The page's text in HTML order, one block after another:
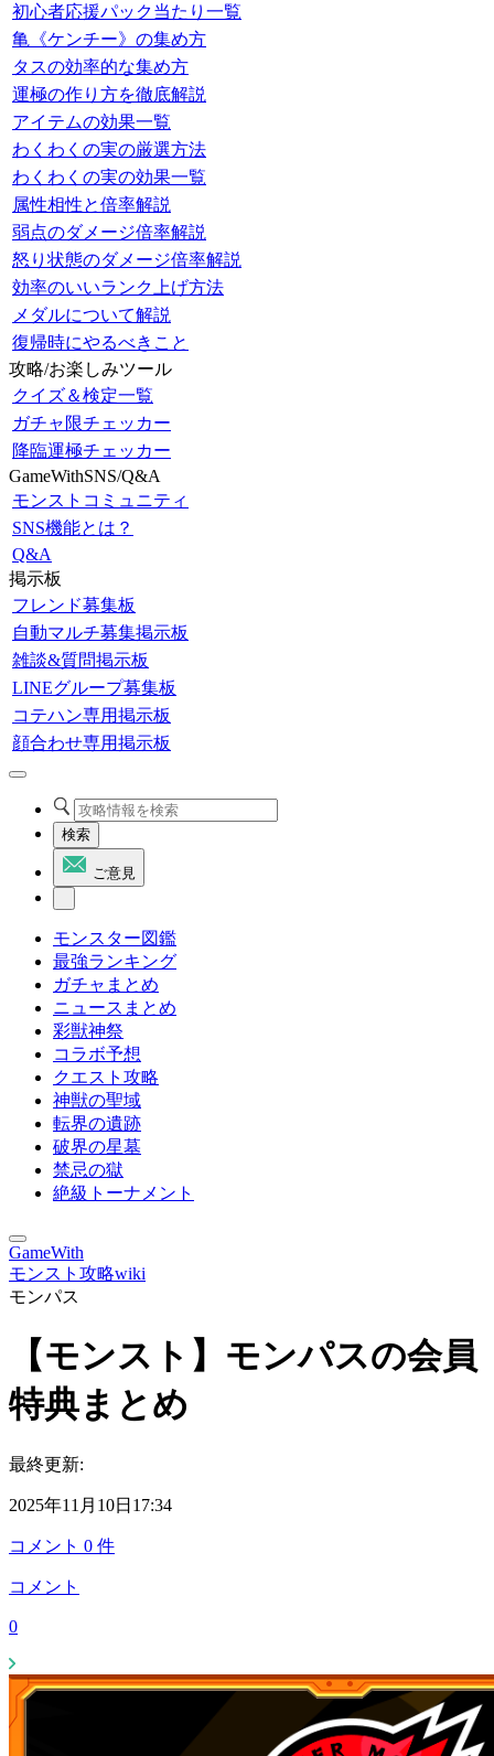
初心者応援パック当たり一覧
亀《ケンチー》の集め方
タスの効率的な集め方
運極の作り方を徹底解説
アイテムの効果一覧
わくわくの実の厳選方法
わくわくの実の効果一覧
属性相性と倍率解説
弱点のダメージ倍率解説
怒り状態のダメージ倍率解説
効率のいいランク上げ方法
メダルについて解説
復帰時にやるべきこと
攻略/お楽しみツール
クイズ＆検定一覧
ガチャ限チェッカー
降臨運極チェッカー
GameWithSNS/Q&A
モンストコミュニティ
SNS機能とは？
Q&A
掲示板
フレンド募集板
自動マルチ募集掲示板
雑談&質問掲示板
LINEグループ募集板
コテハン専用掲示板
顔合わせ専用掲示板
検索
ご意見
モンスター図鑑
最強ランキング
ガチャまとめ
ニュースまとめ
彩獣神祭
コラボ予想
クエスト攻略
神獣の聖域
転界の遺跡
破界の星墓
禁忌の獄
絶級トーナメント
GameWith
モンスト攻略wiki
モンパス
【モンスト】モンパスの会員
特典まとめ
最終更新:
2025年11月10日17:34
コメント 0 件
コメント
0